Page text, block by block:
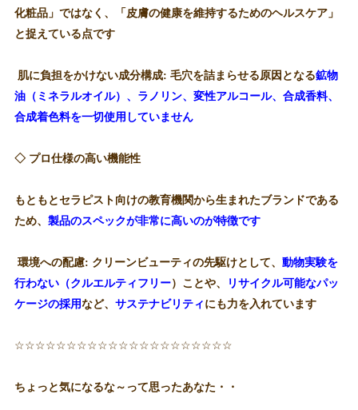
化粧品」ではなく、「皮膚の健康を維持するためのヘルスケア」
と捉えている点です
肌に負担をかけない成分構成: 毛穴を詰まらせる原因となる鉱物
油（ミネラルオイル）、ラノリン、変性アルコール、合成香料、
合成着色料を一切使用していません
◇ プロ仕様の高い機能性
もともとセラピスト向けの教育機関から生まれたブランドである
ため、 製品のスペックが非常に高いのが特徴です
環境への配慮: クリーンビューティの先駆けとして、 動物実験を
行わない（クルエルティフリー）ことや、
リサイクル可能なパッ
ケージの採用など、 サステナビリティ にも力を入れています
☆☆☆☆☆☆☆☆☆☆☆☆☆☆☆☆☆☆☆☆☆
ちょっと気になるな～って思ったあなた・・